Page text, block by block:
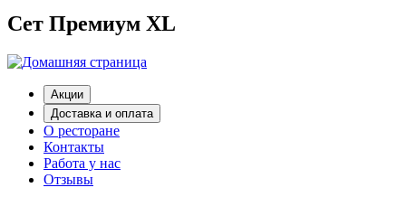
Сет Премиум XL
Акции
Доставка и оплата
О ресторане
Контакты
Работа у нас
Отзывы